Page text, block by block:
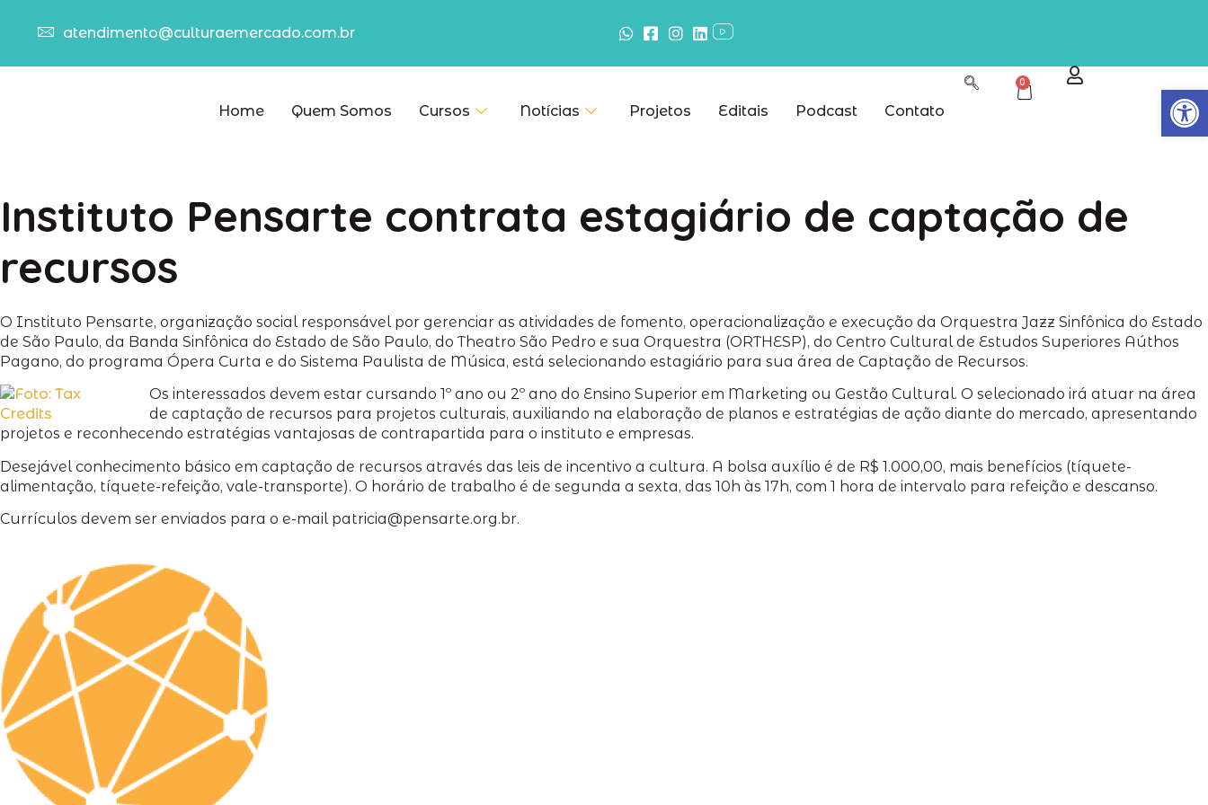
Abrir
atendimento@culturaemercado.com.br
Home Quem Somos Cursos Notícias Projetos Editais Podcast Contato
0
Instituto Pensarte contrata estagiário de captação de
recursos
O Instituto Pensarte, organização social responsável por gerenciar as atividades de fomento, operacionalização e execução da Orquestra Jazz Sinfônica do Estado
de São Paulo, da Banda Sinfônica do Estado de São Paulo, do Theatro São Pedro e sua Orquestra (ORTHESP), do Centro Cultural de Estudos Superiores Aúthos
Pagano, do programa Ópera Curta e do Sistema Paulista de Música, está selecionando estagiário para sua área de Captação de Recursos.
Os interessados devem estar cursando 1º ano ou 2º ano do Ensino Superior em Marketing ou Gestão Cultural. O selecionado irá atuar na área
de captação de recursos para projetos culturais, auxiliando na elaboração de planos e estratégias de ação diante do mercado, apresentando
projetos e reconhecendo estratégias vantajosas de contrapartida para o instituto e empresas.
Desejável conhecimento básico em captação de recursos através das leis de incentivo a cultura. A bolsa auxílio é de R$ 1.000,00, mais benefícios (tíquete-
alimentação, tíquete-refeição, vale-transporte). O horário de trabalho é de segunda a sexta, das 10h às 17h, com 1 hora de intervalo para refeição e descanso.
Currículos devem ser enviados para o e-mail patricia@pensarte.org.br.